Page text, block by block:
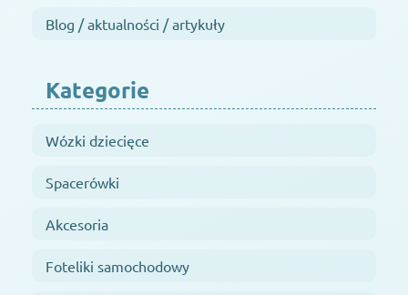
Blog / aktualności / artykuły
Kategorie
Wózki dziecięce
Spacerówki
Akcesoria
Foteliki samochodowy